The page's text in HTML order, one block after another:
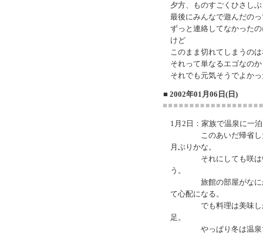
夕方、ものすごくひさし
最後にみんなで遊んだの
ずっと連絡してなかった
けど
このまま切れてしまうの
それって単なるエゴなの
それでも元気そうでよか
■ 2002年01月06日(日)
1月2日：家族で温泉に一
このあいだ帰省した
月ぶりかな。
それにしても咲はい
う。
旅館の部屋がなにか
て心配になる。
でも料理は美味しか
足。
やっぱり冬は温泉で